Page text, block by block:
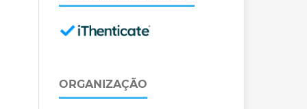
ORGANIZAÇÃO